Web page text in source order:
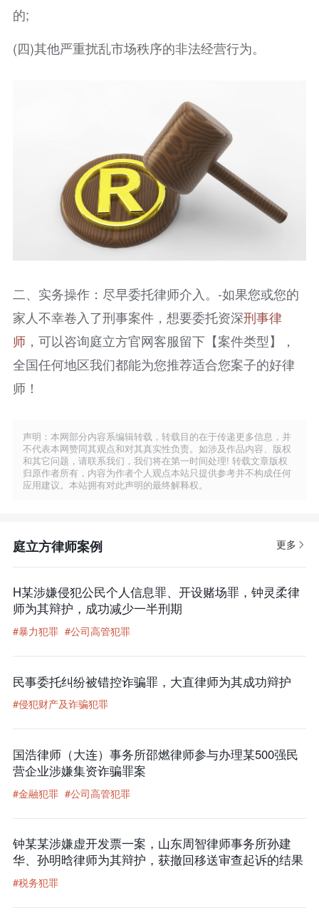
的;
(四)其他严重扰乱市场秩序的非法经营行为。
二、实务操作：尽早委托律师介入。-如果您或您的
家人不幸卷入了刑事案件，想要委托资深刑事律
师，可以咨询庭立方官网客服留下【案件类型】，
全国任何地区我们都能为您推荐适合您案子的好律
师！
声明：本网部分内容系编辑转载，转载目的在于传递更多信息，并
不代表本网赞同其观点和对其真实性负责。如涉及作品内容、版权
和其它问题，请联系我们，我们将在第一时间处理! 转载文章版权
归原作者所有，内容为作者个人观点本站只提供参考并不构成任何
应用建议。本站拥有对此声明的最终解释权。
庭立方律师案例 更多
H某涉嫌侵犯公民个人信息罪、开设赌场罪，钟灵柔律
师为其辩护，成功减少一半刑期
#暴力犯罪 #公司高管犯罪
民事委托纠纷被错控诈骗罪，大直律师为其成功辩护
#侵犯财产及诈骗犯罪
国浩律师（大连）事务所邵燃律师参与办理某500强民
营企业涉嫌集资诈骗罪案
#金融犯罪 #公司高管犯罪
钟某某涉嫌虚开发票一案，山东周智律师事务所孙建
华、孙明晗律师为其辩护，获撤回移送审查起诉的结果
#税务犯罪